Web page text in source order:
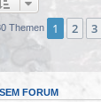
Themen 1 2 3
FORUM